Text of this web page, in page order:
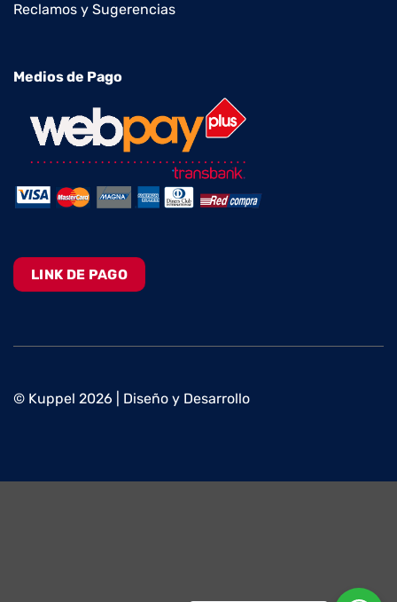
Reclamos y Sugerencias
Medios de Pago
LINK DE PAGO
© Kuppel 2026 | Diseño y Desarrollo